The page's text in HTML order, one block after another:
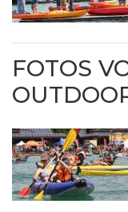
FOTOS